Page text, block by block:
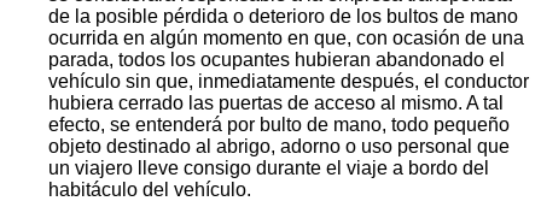
de la posible pérdida o deterioro de los bultos de mano
ocurrida en algún momento en que, con ocasión de una
parada, todos los ocupantes hubieran abandonado el
vehículo sin que, inmediatamente después, el conductor
hubiera cerrado las puertas de acceso al mismo. A tal
efecto, se entenderá por bulto de mano, todo pequeño
objeto destinado al abrigo, adorno o uso personal que
un viajero lleve consigo durante el viaje a bordo del
habitáculo del vehículo.